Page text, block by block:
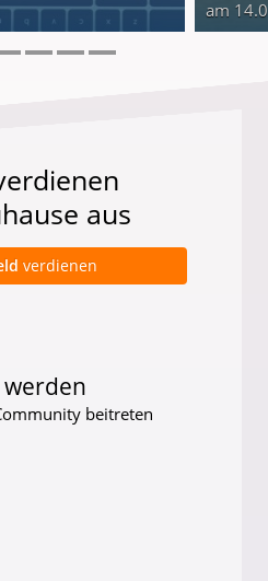
am
aus
verdienen
werden
beitreten